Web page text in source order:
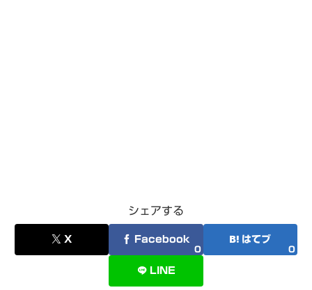
シェアする
X Facebook
0
はてブ
0
LINE